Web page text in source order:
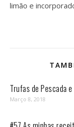
limão e
Trufas de Pescada
Março 8, 2018